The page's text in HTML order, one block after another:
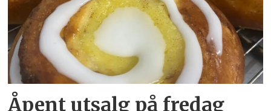
Åpent utsalg på fredag